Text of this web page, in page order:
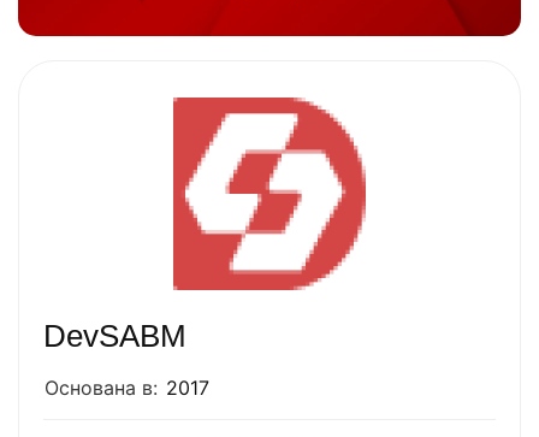
DevSABM
Основана в: 2017